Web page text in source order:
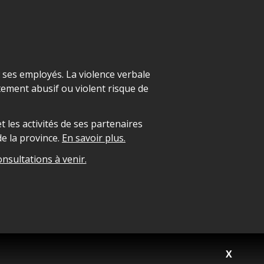
X
employés. La violence verbale
abusif ou violent risque de
les activités de ses partenaires
la province. En savoir plus.
à venir.